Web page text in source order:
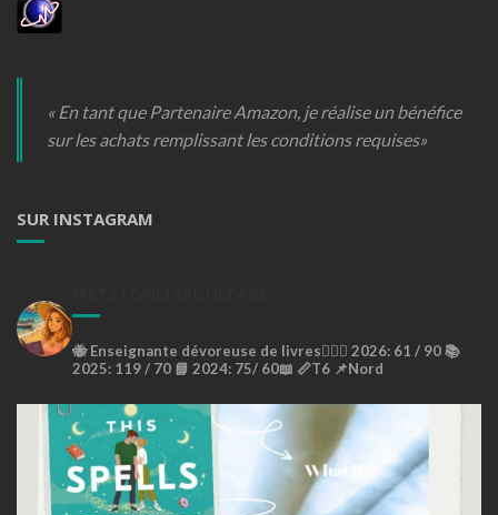
« En tant que Partenaire Amazon, je réalise un bénéfice
sur les achats remplissant les conditions requises»
SUR INSTAGRAM
🐝Enseignante dévoreuse de livres🙇🏼‍♀️ 2026: 61 / 90 📚
2025: 119 / 70 📘 2024: 75/ 60📖 📏T6 📌Nord